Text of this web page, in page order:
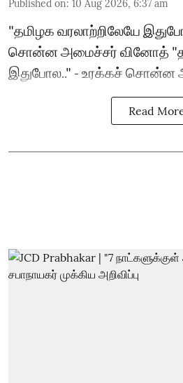
Published on: 10 Aug 2026, 6:37 am
"தமிழக வரலாற்றிலேயே
சொன்ன அமைச்சர் வினோத்
இதுபோல.." - உரக்கச்
Read